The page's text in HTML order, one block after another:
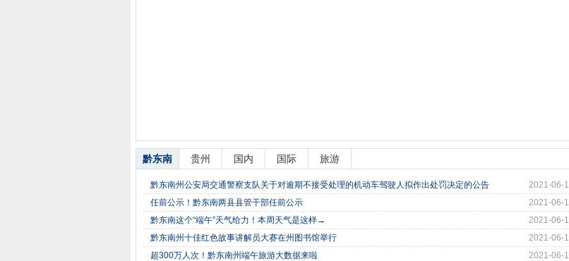
黔东南 贵州 国内 国际 旅游
2021-06-
黔东南州公安局交通警察支队关于对逾期不接受处理的机动车驾驶人拟作出处罚决定的公告
2021-06-
任前公示！黔东南两县县管干部任前公示
2021-06-
黔东南这个“端午”天气给力！本周天气是这样→
2021-06-
黔东南州十佳红色故事讲解员大赛在州图书馆举行
2021-06-
超300万人次！黔东南州端午旅游大数据来啦